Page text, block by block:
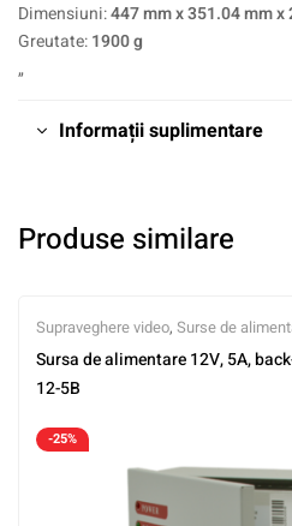
Dimensiuni:447 mm x 351.04 mm x
Greutate:1900 g
„
Informații suplimentare
Produse similare
Supraveghere video, Surse de
Sursa de alimentare 12V, 5A,
12-5B
-25%